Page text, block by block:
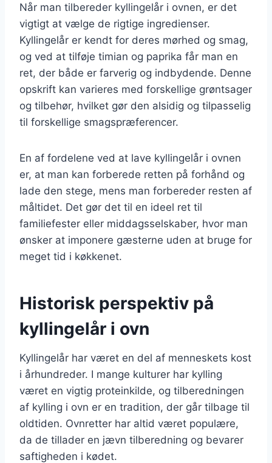
Når man tilbereder kyllingelår i ovnen, er det
vigtigt at vælge de rigtige ingredienser.
Kyllingelår er kendt for deres mørhed og smag,
og ved at tilføje timian og paprika får man en
ret, der både er farverig og indbydende. Denne
opskrift kan varieres med forskellige grøntsager
og tilbehør, hvilket gør den alsidig og tilpasselig
til forskellige smagspræferencer.
En af fordelene ved at lave kyllingelår i ovnen
er, at man kan forberede retten på forhånd og
lade den stege, mens man forbereder resten af
måltidet. Det gør det til en ideel ret til
familiefester eller middagsselskaber, hvor man
ønsker at imponere gæsterne uden at bruge for
meget tid i køkkenet.
Historisk perspektiv på
kyllingelår i ovn
Kyllingelår har været en del af menneskets kost
i århundreder. I mange kulturer har kylling
været en vigtig proteinkilde, og tilberedningen
af kylling i ovn er en tradition, der går tilbage til
oldtiden. Ovnretter har altid været populære,
da de tillader en jævn tilberedning og bevarer
saftigheden i kødet.